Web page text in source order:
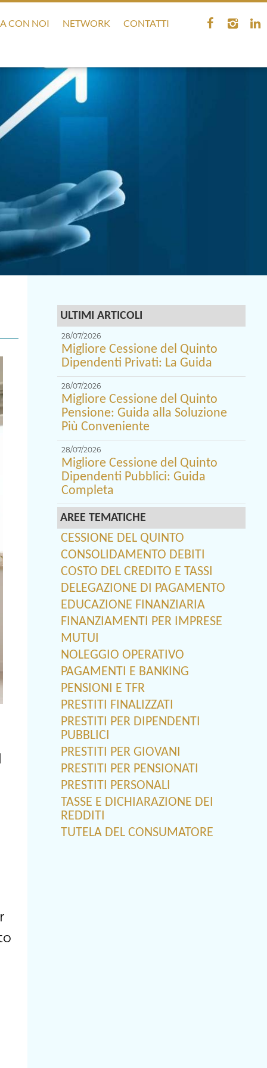
CON NOI NETWORK CONTATTI
ULTIMI ARTICOLI
28/07/2026
Migliore Cessione del Quinto
Dipendenti Privati: La Guida
28/07/2026
Migliore Cessione del Quinto
Pensione: Guida alla Soluzione
Più Conveniente
28/07/2026
Migliore Cessione del Quinto
Dipendenti Pubblici: Guida
Completa
AREE TEMATICHE
CESSIONE DEL QUINTO
CONSOLIDAMENTO DEBITI
COSTO DEL CREDITO E TASSI
DELEGAZIONE DI PAGAMENTO
EDUCAZIONE FINANZIARIA
FINANZIAMENTI PER IMPRESE
MUTUI
NOLEGGIO OPERATIVO
PAGAMENTI E BANKING
PENSIONI E TFR
PRESTITI FINALIZZATI
PRESTITI PER DIPENDENTI
PUBBLICI
PRESTITI PER GIOVANI
PRESTITI PER PENSIONATI
PRESTITI PERSONALI
TASSE E DICHIARAZIONE DEI
REDDITI
TUTELA DEL CONSUMATORE